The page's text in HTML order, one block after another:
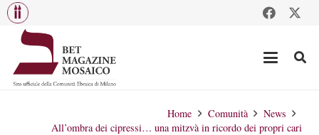
Home Comunità
News
All’ombra dei cipressi… una mitzvà in ricordo dei propri cari